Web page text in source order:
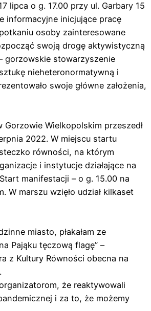
lipca o g. 17.00 przy ul. Garbary 15
informacyjne inicjujące pracę
osoby zainteresowane
swoją drogę aktywistyczną
gorzowskie stowarzyszenie
nieheteronormatywną i
swoje główne założenia,
Gorzowie Wielkopolskim przeszedł
2022. W miejscu startu
równości, na którym
i instytucje działające na
manifestacji – o g. 15.00 na
W marszu wzięło udział kilkaset
miasto, płakałam ze
Pająku tęczową flagę” –
z Kultury Równości obecna na
że reaktywowali
i za to, że możemy